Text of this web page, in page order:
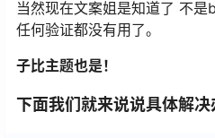
当然现在文案姐是知道了 不
任何验证都没有用了。
子比主题也是！
下面我们就来说说具体解决